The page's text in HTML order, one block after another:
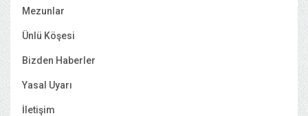
Mezunlar
Ünlü Köşesi
Bizden Haberler
Yasal Uyarı
İletişim